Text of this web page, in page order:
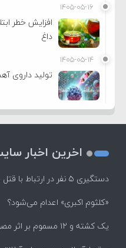
۱۴۰۵-۰۵-۱۶
افزایش خطر
داغ
۱۴۰۵-۰۵-۱۴
تولید داروی
اخرین اخبار
دستگیری ۵ نفر در ارتباط با قتل حمیدرضا رجب‌زاده
«کلثوم اکبری» اعدام می‌شود؟
یک کشته و ۱۲ مسموم بر اثر مصرف مشروبات الکلی در نیشابور